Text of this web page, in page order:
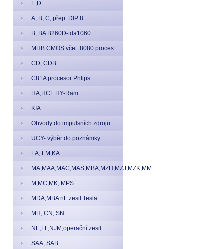
E,D
A, B, C, přep. DIP 8
B, BA B260D-tda1060
MHB CMOS včet. 8080 proces
CD, CDB
C81A procesor Phlips
HA,HCF HY-Ram
KIA
Obvody do impulsních zdrojů
UCY- výběr do poznámky
LA, LM,KA
MA,MAA,MAC,MAS,MBA,MZH,MZJ,MZK,MM
M,MC,MK, MPS
MDA,MBA nF zesil.Tesla
MH, CN, SN
NE,LF,NJM,operační zesil.
SAA, SAB